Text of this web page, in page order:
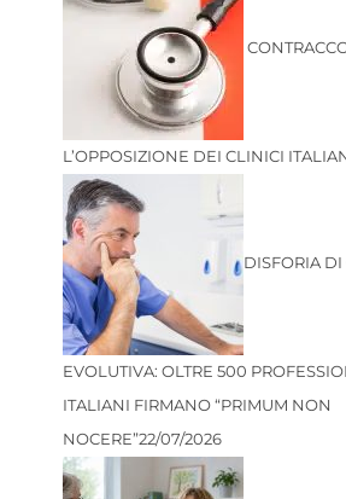
L’OPPOSIZIONE DEI CLINICI
DISFORIA DI
EVOLUTIVA: OLTRE 500
ITALIANI FIRMANO “PRIMUM NON
NOCERE”22/07/2026